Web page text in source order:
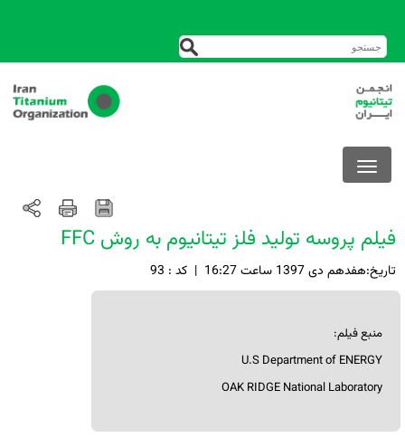
فیلم پروسه تولید فلز تیتانیوم به روش FFC
تاريخ:هفدهم دی 1397 ساعت 16:27 | کد : 93
منبع فیلم:
U.S Department of ENERGY
OAK RIDGE National Laboratory